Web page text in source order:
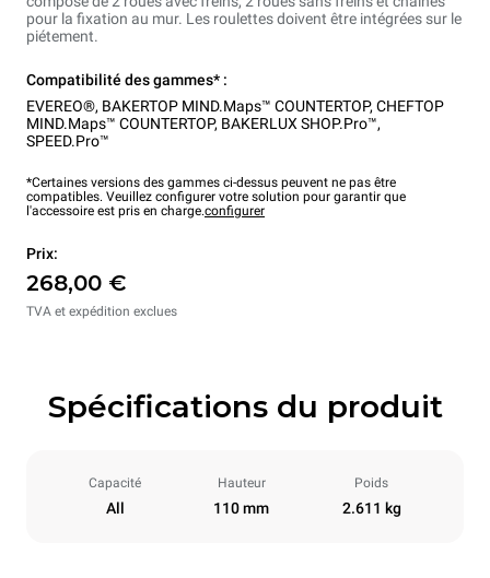
pour la fixation au mur. Les roulettes doivent être intégrées sur le
piétement.
Compatibilité des gammes* :
EVEREO®, BAKERTOP MIND.Maps™ COUNTERTOP, CHEFTOP
MIND.Maps™ COUNTERTOP, BAKERLUX SHOP.Pro™,
SPEED.Pro™
*Certaines versions des gammes ci-dessus peuvent ne pas être
compatibles. Veuillez configurer votre solution pour garantir que
l'accessoire est pris en charge.configurer
Prix:
268,00 €
TVA et expédition exclues
Spécifications du produit
Capacité
All
Hauteur
110 mm
Poids
2.611 kg